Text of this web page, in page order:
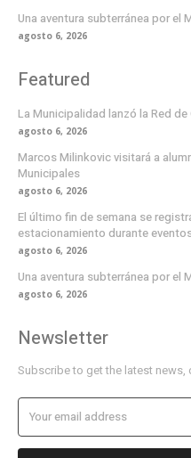
Una aventura subterránea por el
agosto 6, 2026
Featured
La Municipalidad lanzó la Red
agosto 6, 2026
Marcos Milinkovic visitará a
Municipales
agosto 6, 2026
El último fin de semana se
estacionamiento durante
agosto 6, 2026
Una aventura subterránea por el
agosto 6, 2026
Newsletter
Subscribe to get the latest